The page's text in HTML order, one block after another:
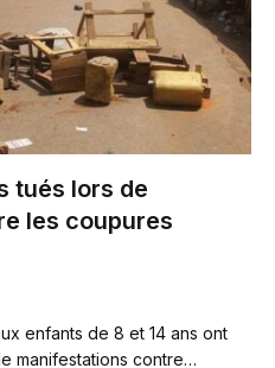
tués lors de
les coupures
enfants de 8 et 14 ans ont
manifestations contre…